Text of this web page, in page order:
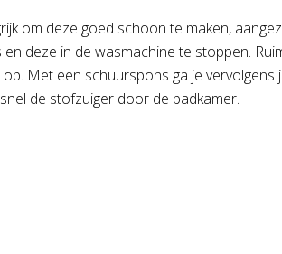
om deze goed schoon te maken,
deze in de wasmachine te stoppen.
Met een schuurspons ga je
de stofzuiger door de badkamer.